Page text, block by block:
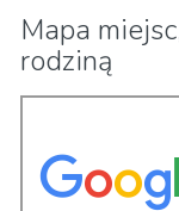
Mapa
rodziną